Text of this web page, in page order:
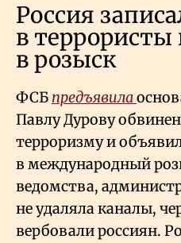
Россия
в террористы
в розыск
ФСБ предъявила
Павлу Дурову
терроризму и
в международный
ведомства,
не удаляла каналы,
вербовали россиян.